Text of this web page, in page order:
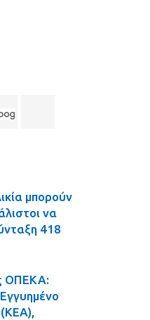
μπορούν
να
418
ΟΠΕΚΑ:
(ΚΕΑ),